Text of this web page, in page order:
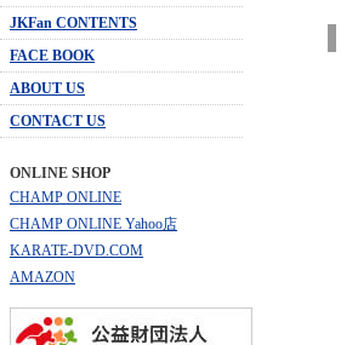
JKFan CONTENTS
FACE BOOK
ABOUT US
CONTACT US
ONLINE SHOP
CHAMP ONLINE
CHAMP ONLINE Yahoo店
KARATE-DVD.COM
AMAZON